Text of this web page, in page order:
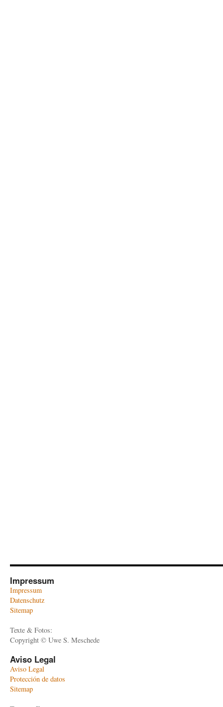
Impressum
Impressum
Datenschutz
Sitemap
Texte & Fotos:
Copyright © Uwe S. Meschede
Aviso Legal
Aviso Legal
Protección de datos
Sitemap